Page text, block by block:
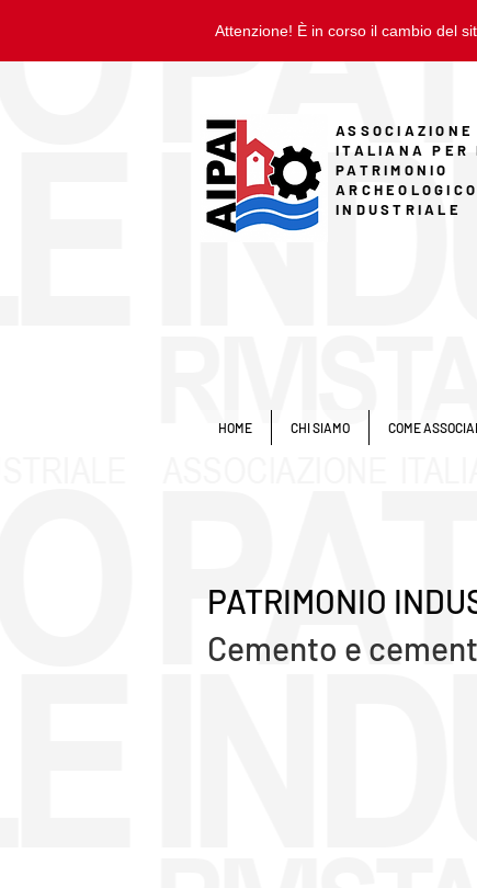
Attenzione! È in corso il cambio del
ASSOCIAZIONE
ITALIANA PER
PATRIMONIO
ARCHEOLOGICO
INDUSTRIALE
HOME CHI SIAMO COME
PATRIMONIO
Cemento e